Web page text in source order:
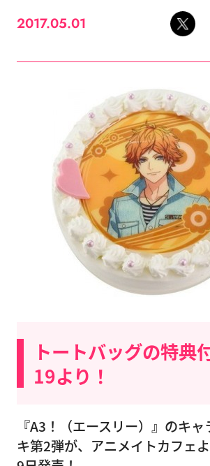
2017.05.01
トートバッグの特典
19より！
『A3！（エースリー）』のキ
キ第2弾が、アニメイトカフェ